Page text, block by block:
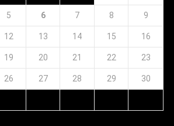
5 6 7 8 9
12 13 14 15 16
19 20 21 22 23
26 27 28 29 30